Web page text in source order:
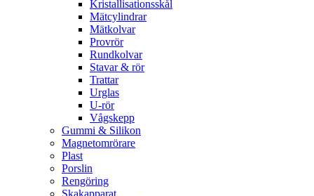
Kristallisationsskål
Mätcylindrar
Mätkolvar
Provrör
Rundkolvar
Stavar & rör
Trattar
Urglas
U-rör
Vågskepp
Gummi & Silikon
Magnetomrörare
Plast
Porslin
Rengöring
Skakapparat